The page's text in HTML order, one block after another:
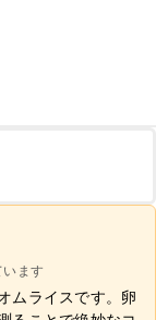
ます
ムライスです。卵